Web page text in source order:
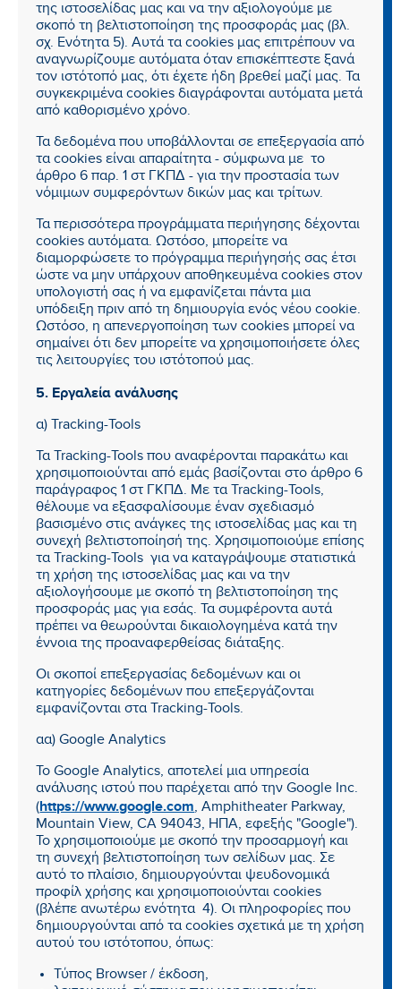
της ιστοσελίδας μας και να την αξιολογούμε με
σκοπό τη βελτιστοποίηση της προσφοράς μας (βλ.
σχ. Ενότητα 5). Αυτά τα cookies μας επιτρέπουν να
αναγνωρίζουμε αυτόματα όταν επισκέπτεστε ξανά
τον ιστότοπό μας, ότι έχετε ήδη βρεθεί μαζί μας. Τα
συγκεκριμένα cookies διαγράφονται αυτόματα μετά
από καθορισμένο χρόνο.
Τα δεδομένα που υποβάλλονται σε επεξεργασία από
τα cookies είναι απαραίτητα - σύμφωνα με το
άρθρο 6 παρ. 1 στ ΓΚΠΔ - για την προστασία των
νόμιμων συμφερόντων δικών μας και τρίτων.
Τα περισσότερα προγράμματα περιήγησης δέχονται
cookies αυτόματα. Ωστόσο, μπορείτε να
διαμορφώσετε το πρόγραμμα περιήγησής σας έτσι
ώστε να μην υπάρχουν αποθηκευμένα cookies στον
υπολογιστή σας ή να εμφανίζεται πάντα μια
υπόδειξη πριν από τη δημιουργία ενός νέου cookie.
Ωστόσο, η απενεργοποίηση των cookies μπορεί να
σημαίνει ότι δεν μπορείτε να χρησιμοποιήσετε όλες
τις λειτουργίες του ιστότοπού μας.
5. Εργαλεία ανάλυσης
α) Tracking-Tools
Τα Tracking-Tools που αναφέρονται παρακάτω και
χρησιμοποιούνται από εμάς βασίζονται στο άρθρο 6
παράγραφος 1 στ ΓΚΠΔ. Με τα Tracking-Tools,
θέλουμε να εξασφαλίσουμε έναν σχεδιασμό
βασισμένο στις ανάγκες της ιστοσελίδας μας και τη
συνεχή βελτιστοποίησή της. Χρησιμοποιούμε επίσης
τα Tracking-Tools για να καταγράψουμε στατιστικά
τη χρήση της ιστοσελίδας μας και να την
αξιολογήσουμε με σκοπό τη βελτιστοποίηση της
προσφοράς μας για εσάς. Τα συμφέροντα αυτά
πρέπει να θεωρούνται δικαιολογημένα κατά την
έννοια της προαναφερθείσας διάταξης.
Οι σκοποί επεξεργασίας δεδομένων και οι
κατηγορίες δεδομένων που επεξεργάζονται
εμφανίζονται στα Tracking-Tools.
αα) Google Analytics
Το Google Analytics, αποτελεί μια υπηρεσία
ανάλυσης ιστού που παρέχεται από την Google Inc.
(https://www.google.com, Amphitheater Parkway,
Mountain View, CA 94043, ΗΠΑ, εφεξής "Google").
Το χρησιμοποιούμε με σκοπό την προσαρμογή και
τη συνεχή βελτιστοποίηση των σελίδων μας. Σε
αυτό το πλαίσιο, δημιουργούνται ψευδονομικά
προφίλ χρήσης και χρησιμοποιούνται cookies
(βλέπε ανωτέρω ενότητα 4). Οι πληροφορίες που
δημιουργούνται από τα cookies σχετικά με τη χρήση
αυτού του ιστότοπου, όπως:
Τύπος Browser / έκδοση,